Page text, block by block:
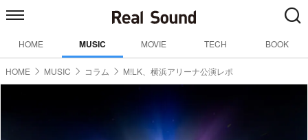
HOME MUSIC MOVIE TECH BOOK
HOME MUSIC コラム M!LK、横浜アリーナ公演レポ